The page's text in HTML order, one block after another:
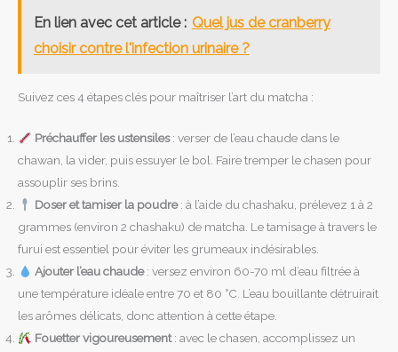
En lien avec cet article : Quel jus de cranberry
choisir contre l'infection urinaire ?
Suivez ces 4 étapes clés pour maîtriser l’art du matcha :
Préchauffer les ustensiles: verser de l’eau chaude dans le
chawan, la vider, puis essuyer le bol. Faire tremper le chasen pour
assouplir ses brins.
Doser et tamiser la poudre: à l’aide du chashaku, prélevez 1 à 2
grammes (environ 2 chashaku) de matcha. Le tamisage à travers le
furui est essentiel pour éviter les grumeaux indésirables.
Ajouter l’eau chaude: versez environ 60-70 ml d’eau filtrée à
une température idéale entre 70 et 80 °C. L’eau bouillante détruirait
les arômes délicats, donc attention à cette étape.
Fouetter vigoureusement: avec le chasen, accomplissez un